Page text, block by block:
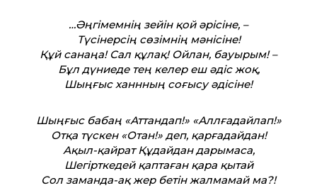
…Әңгімемнің зейін қой әрісіне, –
Түсінерсің сөзімнің мәнісіне!
Құй санаңа! Сал құлақ! Ойлан, бауырым! –
Бұл дүниеде тең келер еш әдіс жоқ,
Шыңғыс ханнның соғысу әдісіне!
Шыңғыс бабаң «Аттандап!» «Аллғадайлап!»
Отқа түскен «Отан!» деп, қарғадайдан!
Ақыл-қайрат Құдайдан дарымаса,
Шегірткедей қаптаған қара қытай
Сол заманда-ақ жер бетін жалмамай ма?!